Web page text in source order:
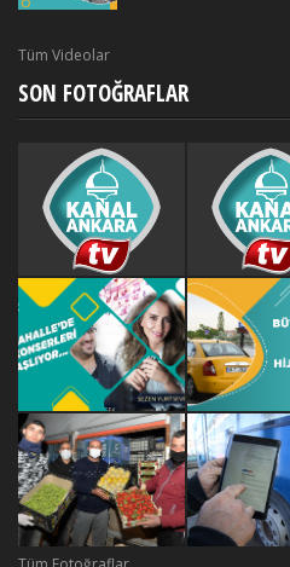
Tüm Videolar
SON FOTOĞRAFLAR